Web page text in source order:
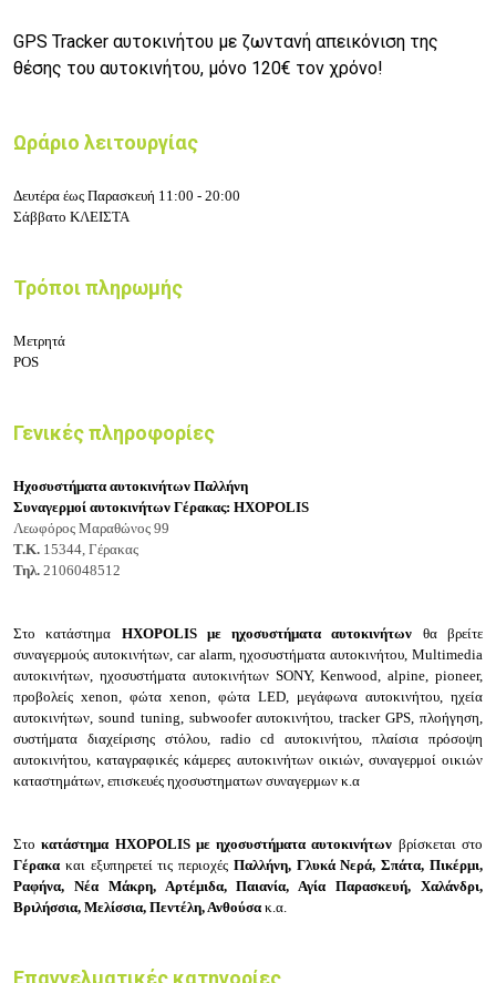
GPS Tracker αυτοκινήτου με ζωντανή απεικόνιση της
θέσης του αυτοκινήτου, μόνο 120€ τον χρόνο!
Ωράριο λειτουργίας
Δευτέρα έως Παρασκευή 11:00 - 20:00
Σάββατο ΚΛΕΙΣΤΑ
Τρόποι πληρωμής
Μετρητά
POS
Γενικές πληροφορίες
Ηχοσυστήματα αυτοκινήτων Παλλήνη
Συναγερμοί αυτοκινήτων Γέρακας: ΗΧΟPOLIS
Λεωφόρος Μαραθώνος 99
Τ.Κ. 15344, Γέρακας
Τηλ. 2106048512
Στο κατάστημα ΗΧΟPOLIS με ηχοσυστήματα αυτοκινήτων θα βρείτε
συναγερμούς αυτοκινήτων, car alarm,ηχοσυστήματα αυτοκινήτου, Multimedia
αυτοκινήτων, ηχοσυστήματα αυτοκινήτων SONY, Kenwood, alpine, pioneer,
προβολείς xenon, φώτα xenon, φώτα LED, μεγάφωνα αυτοκινήτου, ηχεία
αυτοκινήτων, sound tuning, subwoofer αυτοκινήτου, tracker GPS, πλοήγηση,
συστήματα διαχείρισης στόλου, radio cd αυτοκινήτου, πλαίσια πρόσοψη
αυτοκινήτου, καταγραφικές κάμερες αυτοκινήτων οικιών, συναγερμοί οικιών
καταστημάτων, επισκευές ηχοσυστηματων συναγερμων κ.α
Στοκατάστημα ΗΧΟPOLIS με ηχοσυστήματα αυτοκινήτων βρίσκεται στο
Γέρακα και εξυπηρετεί τις περιοχές Παλλήνη, Γλυκά Νερά, Σπάτα, Πικέρμι,
Ραφήνα, Νέα Μάκρη, Αρτέμιδα, Παιανία, Αγία Παρασκευή, Χαλάνδρι,
Βριλήσσια, Μελίσσια, Πεντέλη, Ανθούσα κ.α.